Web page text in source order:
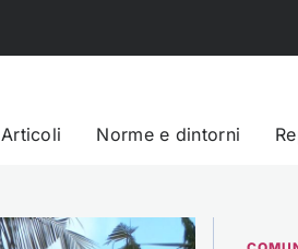
Articoli Norme e dintorni